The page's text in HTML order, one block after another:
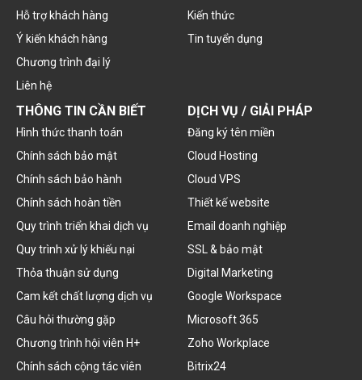
Hỗ trợ khách hàng
Ý kiến khách hàng
Chương trình đại lý
Liên hệ
Kiến thức
Tin tuyển dụng
THÔNG TIN CẦN BIẾT
Hình thức thanh toán
Chính sách bảo mật
Chính sách bảo hành
Chính sách hoàn tiền
Quy trình triển khai dịch vụ
Quy trình xử lý khiếu nại
Thỏa thuận sử dụng
Cam kết chất lượng dịch vụ
Câu hỏi thường gặp
Chương trình hội viên H+
Chính sách cộng tác viên
DỊCH VỤ / GIẢI PHÁP
Đăng ký tên miền
Cloud Hosting
Cloud VPS
Thiết kế website
Email doanh nghiệp
SSL & bảo mật
Digital Marketing
Google Workspace
Microsoft 365
Zoho Workplace
Bitrix24